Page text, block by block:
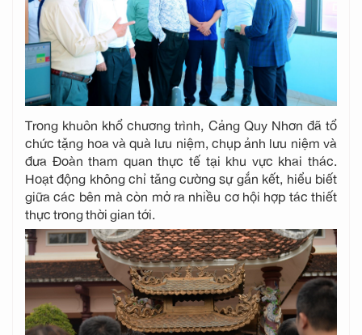
Trong khuôn khổ chương trình, Cảng Quy Nhơn đã tổ
chức tặng hoa và quà lưu niệm, chụp ảnh lưu niệm và
đưa Đoàn tham quan thực tế tại khu vực khai thác.
Hoạt động không chỉ tăng cường sự gắn kết, hiểu biết
giữa các bên mà còn mở ra nhiều cơ hội hợp tác thiết
thực trong thời gian tới.